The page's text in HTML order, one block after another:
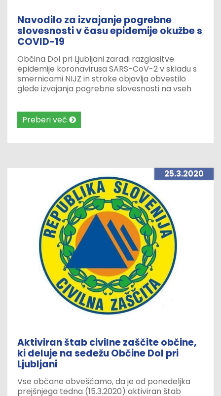
Navodilo za izvajanje pogrebne
slovesnosti v času epidemije okužbe s
COVID-19
Občina Dol pri Ljubljani zaradi razglasitve
epidemije koronavirusa SARS-CoV-2 v skladu s
smernicami NIJZ in stroke objavlja obvestilo
glede izvajanja pogrebne slovesnosti na vseh
Preberi več
25.3.2020
Aktiviran štab civilne zaščite občine,
ki deluje na sedežu Občine Dol pri
Ljubljani
Vse občane obveščamo, da je od ponedeljka
prejšnjega tedna (15.3.2020) aktiviran štab